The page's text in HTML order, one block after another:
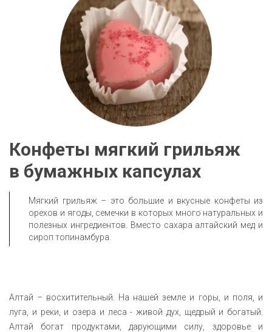
Конфеты мягкий грильяж
в бумажных капсулах
Мягкий грильяж – это большие и вкусные конфеты из
орехов и ягоды, семечки в которых много натуральных и
полезных ингредиентов. Вместо сахара алтайский мед и
сироп топинамбура.
Алтай – восхитительный. На нашей земле и горы, и поля, и
луга, и реки, и озера и леса - живой дух, щедрый и богатый.
Алтай богат продуктами, дарующими силу, здоровье и